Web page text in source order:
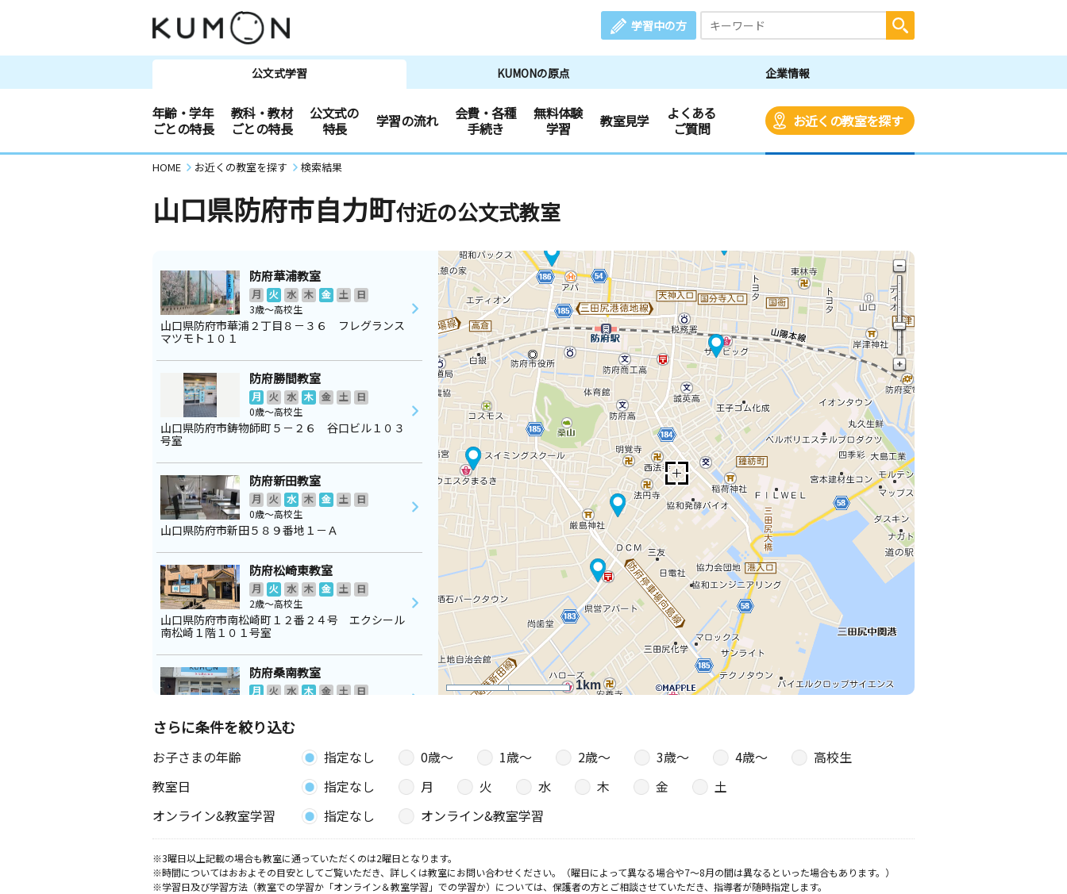
学習中の方
公文式学習 KUMONの原点 企業情報
年齢・学年
ごとの特長
教科・教材
ごとの特長
公文式の
特長
学習の流れ
会費・各種
手続き
無料体験
学習
教室見学
よくある
ご質問
お近くの教室を探す
HOME お近くの教室を探す 検索結果
山口県防府市自力町付近の公文式教室
1km
防府華浦教室
月 火 水 木 金 土
日
3歳～高校生
山口県防府市華浦２丁目８－３６ フレグランス
マツモト１０１
防府勝間教室
月 火 水 木 金 土
日
0歳～高校生
山口県防府市鋳物師町５－２６ 谷口ビル１０３
号室
防府新田教室
月 火 水 木 金 土
日
0歳～高校生
山口県防府市新田５８９番地１－Ａ
防府松崎東教室
月 火 水 木 金 土
日
2歳～高校生
山口県防府市南松崎町１２番２４号 エクシール
南松崎１階１０１号室
防府桑南教室
月 火 水 木 金 土
日
山口県防府市華園町１２－１
防府八王子教室
木 金 土
日
山口県防府市平和町３－２
さらに条件を絞り込む
お子さまの年齢 指定なし 0歳〜 1歳〜 2歳〜 3歳〜 4歳〜
高校生
教室日
指定なし 月 火 水 木 金
土
オンライン&教室学習
指定なし オンライン&教室学習
※3曜日以上記載の場合も教室に通っていただくのは2曜日となります。
※時間についてはおおよその目安としてご覧いただき、詳しくは教室にお問い合わせください。（曜日によって異なる場合や7～8月の間は異なるといった場合もあります。）
※学習日及び学習方法（教室での学習か「オンライン＆教室学習」での学習か）については、保護者の方とご相談させていただき、指導者が随時指定します。